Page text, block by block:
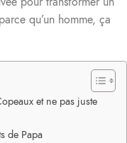
qu’un homme, ça
et ne pas juste
de Papa